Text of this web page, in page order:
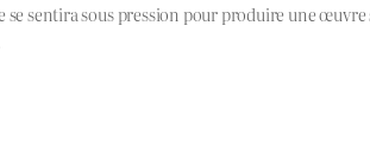
sentira sous pression pour produire une